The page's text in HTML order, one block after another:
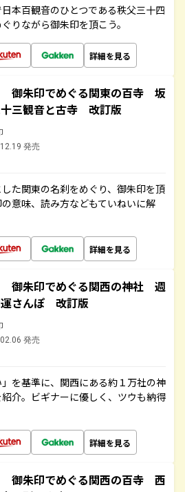
本百観音のひとつである秩父三十四
りながら御朱印を頂こう。
詳細を見る
御朱印でめぐる関東の百寺 坂
三観音と古寺 改訂版
発売
た関東の名刹をめぐり、御朱印を頂
意味、読み方などもていねいに解
詳細を見る
御朱印でめぐる関西の神社 週
さんぽ 改訂版
発売
」を基準に、関西にある約１万社の神
介。ビギナーに優しく、ツウも納得
詳細を見る
御朱印でめぐる関西の百寺 西